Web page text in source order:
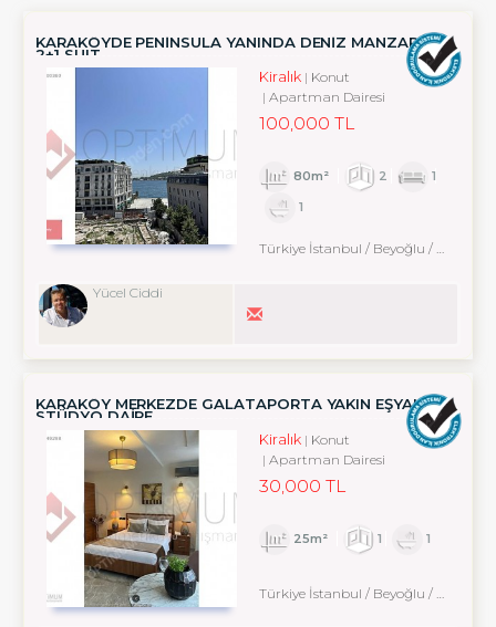
KARAKÖYDE PENİNSULA YANINDA DENİZ MANZARALI
2+1 SUIT
Kiralık
Konut
Apartman Dairesi
100,000 TL
80m² 2
1
1
Türkiye İstanbul / Beyoğlu / Cihangir
Yücel Ciddi
KARAKÖY MERKEZDE GALATAPORTA YAKIN EŞYALI
STÜDYO DAİRE
Kiralık
Konut
Apartman Dairesi
30,000 TL
25m² 1 1
Türkiye İstanbul / Beyoğlu / Cihangir